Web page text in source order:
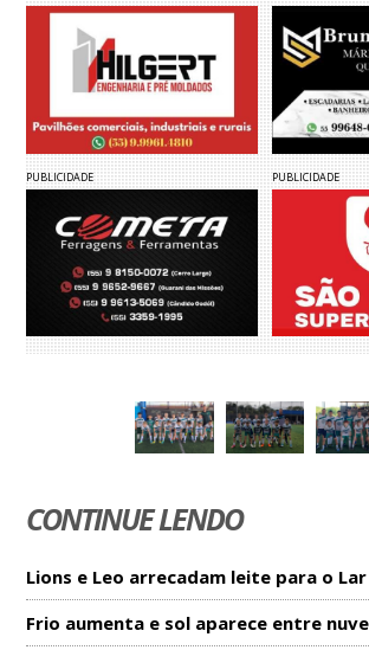
PUBLICIDADE PUBLICIDADE
CONTINUE LENDO
Lions e Leo arrecadam leite para o
Frio aumenta e sol aparece entre